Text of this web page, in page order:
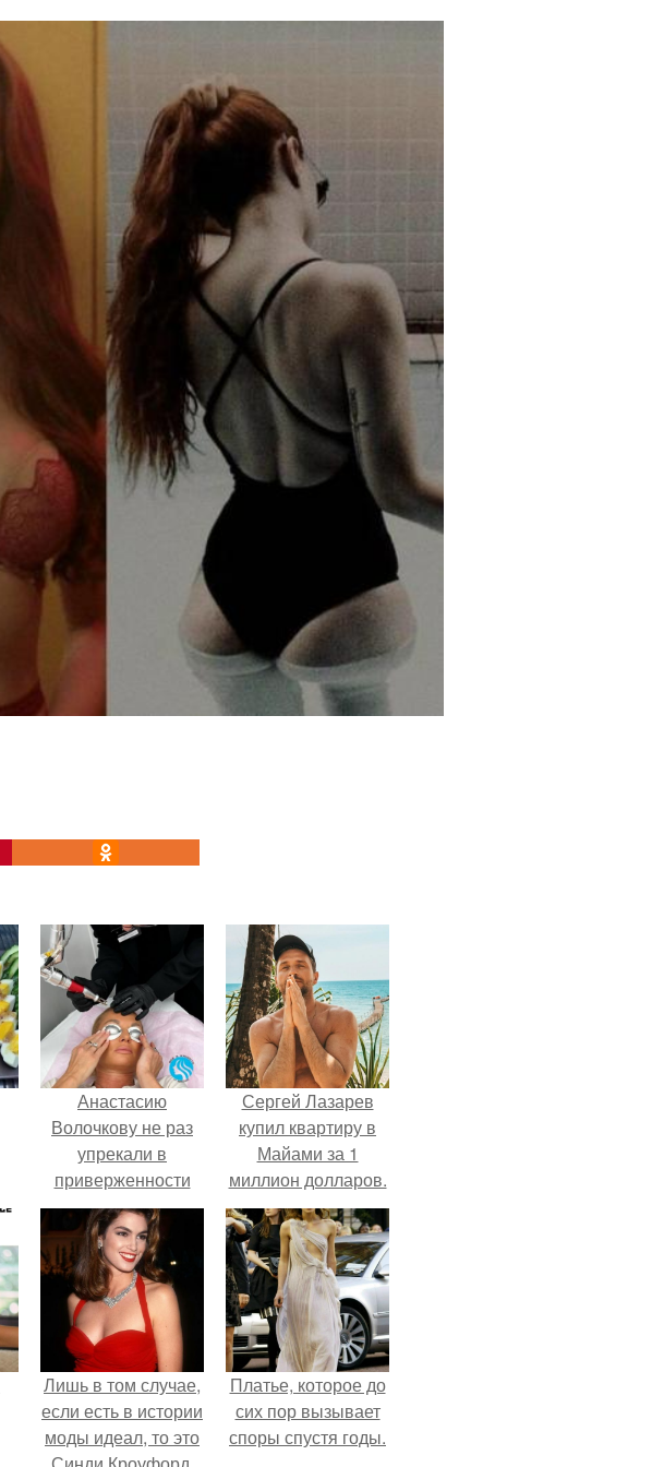
Анастасию
Волочкову не раз
упрекали в
приверженности
устаревшим бьюти -
процедурам.
Сергей Лазарев
купил квартиру в
Майами за 1
миллион долларов.
Лишь в том случае,
если есть в истории
моды идеал, то это
Платье, которое до
сих пор вызывает
споры спустя годы.